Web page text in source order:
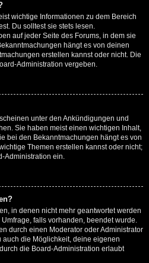
wichtige Informationen zu dem Bereich
Du solltest sie stets lesen.
auf jeder Seite des Forums, in dem sie
hängt es von deinen
erstellen kannst oder nicht. Die
Administration vergeben.
unter den Ankündigungen und
Sie haben meist einen wichtigen Inhalt,
bei den Bekanntmachungen hängt es von
Themen erstellen kannst oder nicht;
Administration ein.
in denen nicht mehr geantwortet werden
falls vorhanden, beendet wurde.
durch einen Moderator oder Administrator
die Möglichkeit, deine eigenen
die Board-Administration erlaubt